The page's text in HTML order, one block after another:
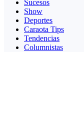
Sucesos
Show
Deportes
Caraota Tips
Tendencias
Columnistas